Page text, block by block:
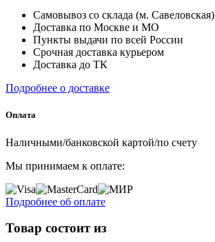
Самовывоз со склада (м. Савеловская)
Доставка по Москве и МО
Пункты выдачи по всей России
Срочная доставка курьером
Доставка до ТК
Подробнее о доставке
Оплата
Наличными/банковской картой/по счету
Мы принимаем к оплате:
Подробнее об оплате
Товар состоит из